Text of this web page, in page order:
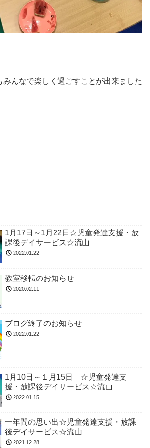
みんなで楽しく過ごすことが出来ました
1月17日～1月22日☆児童発達支援・放
課後デイサービス☆流山
2022.01.22
教室移転のお知らせ
2020.02.11
ブログ終了のお知らせ
2022.01.22
1月10日～１月15日 ☆児童発達支
援・放課後デイサービス☆流山
2022.01.15
一年間の思い出☆児童発達支援・放課
後デイサービス☆流山
2021.12.28